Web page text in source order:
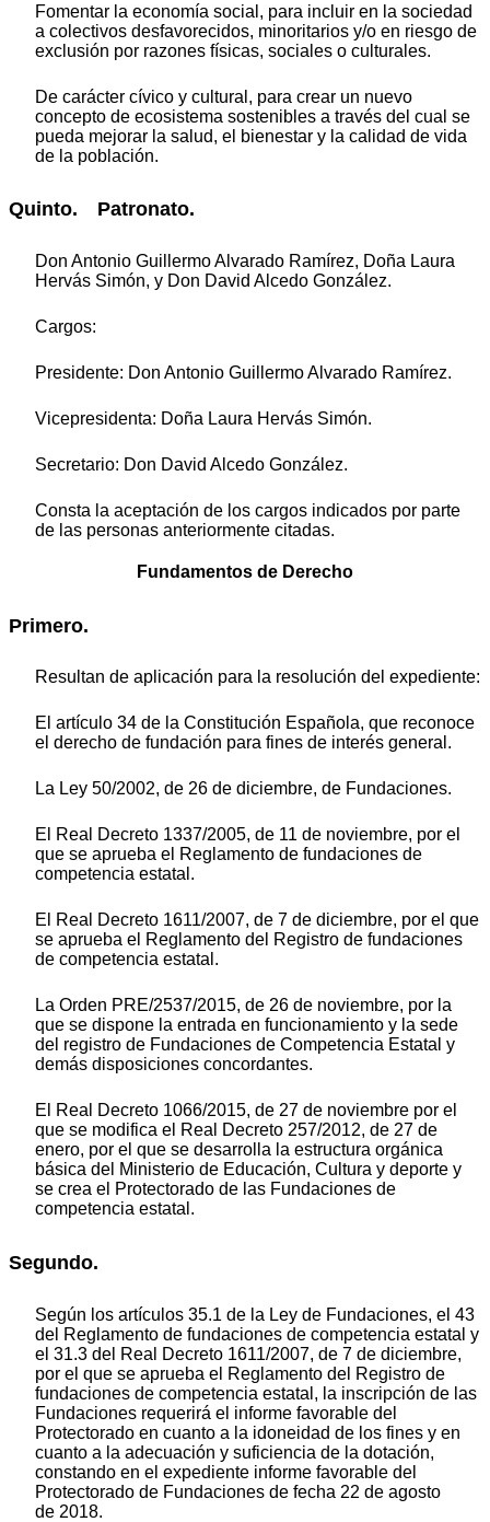
Fomentar la economía social, para incluir en la sociedad
a colectivos desfavorecidos, minoritarios y/o en riesgo de
exclusión por razones físicas, sociales o culturales.
De carácter cívico y cultural, para crear un nuevo
concepto de ecosistema sostenibles a través del cual se
pueda mejorar la salud, el bienestar y la calidad de vida
de la población.
Quinto. Patronato.
Don Antonio Guillermo Alvarado Ramírez, Doña Laura
Hervás Simón, y Don David Alcedo González.
Cargos:
Presidente: Don Antonio Guillermo Alvarado Ramírez.
Vicepresidenta: Doña Laura Hervás Simón.
Secretario: Don David Alcedo González.
Consta la aceptación de los cargos indicados por parte
de las personas anteriormente citadas.
Fundamentos de Derecho
Primero.
Resultan de aplicación para la resolución del expediente:
El artículo 34 de la Constitución Española, que reconoce
el derecho de fundación para fines de interés general.
La Ley 50/2002, de 26 de diciembre, de Fundaciones.
El Real Decreto 1337/2005, de 11 de noviembre, por el
que se aprueba el Reglamento de fundaciones de
competencia estatal.
El Real Decreto 1611/2007, de 7 de diciembre, por el que
se aprueba el Reglamento del Registro de fundaciones
de competencia estatal.
La Orden PRE/2537/2015, de 26 de noviembre, por la
que se dispone la entrada en funcionamiento y la sede
del registro de Fundaciones de Competencia Estatal y
demás disposiciones concordantes.
El Real Decreto 1066/2015, de 27 de noviembre por el
que se modifica el Real Decreto 257/2012, de 27 de
enero, por el que se desarrolla la estructura orgánica
básica del Ministerio de Educación, Cultura y deporte y
se crea el Protectorado de las Fundaciones de
competencia estatal.
Segundo.
Según los artículos 35.1 de la Ley de Fundaciones, el 43
del Reglamento de fundaciones de competencia estatal y
el 31.3 del Real Decreto 1611/2007, de 7 de diciembre,
por el que se aprueba el Reglamento del Registro de
fundaciones de competencia estatal, la inscripción de las
Fundaciones requerirá el informe favorable del
Protectorado en cuanto a la idoneidad de los fines y en
cuanto a la adecuación y suficiencia de la dotación,
constando en el expediente informe favorable del
Protectorado de Fundaciones de fecha 22 de agosto
de 2018.